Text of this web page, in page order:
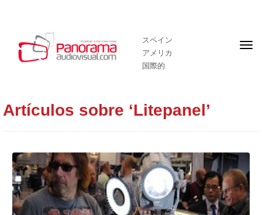
スペイン
アメリカ
国際的
フ
Artículos sobre ‘Litepanel’